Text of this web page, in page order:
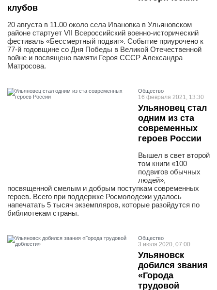
клубов
20 августа в 11.00 около села Ивановка в Ульяновском
районе стартует VII Всероссийский военно-исторический
фестиваль «Бессмертный подвиг». Событие приурочено к
77-й годовщине со Дня Победы в Великой Отечественной
войне и посвящено памяти Героя СССР Александра
Матросова.
Общество
16 февраля 2021, 13:30
Ульяновец стал
одним из ста
современных
героев России
Вышел в свет второй
том книги «100
подвигов обычных
людей»,
посвященной смелым и добрым поступкам современных
героев. Всего при поддержке Росмолодежи удалось
напечатать 5 тысяч экземпляров, которые разойдутся по
библиотекам страны.
Общество
3 июля 2020, 07:00
Ульяновск
добился звания
«Города
трудовой